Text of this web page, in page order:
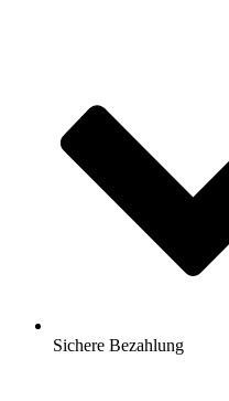
Sichere Bezahlung